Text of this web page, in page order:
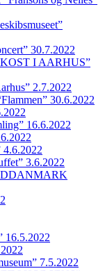
30.7.2022
I AARHUS”
2.7.2022
30.6.2022
16.6.2022
4.6.2022
3.6.2022
16.5.2022
7.5.2022